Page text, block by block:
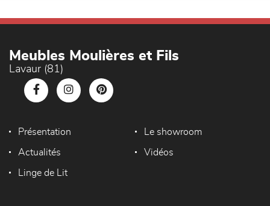
Meubles Moulières et Fils
Lavaur (81)
Présentation Le showroom
Actualités Vidéos
Linge de Lit